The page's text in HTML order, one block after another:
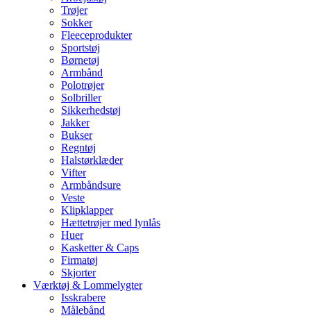
Trøjer
Sokker
Fleeceprodukter
Sportstøj
Børnetøj
Armbånd
Polotrøjer
Solbriller
Sikkerhedstøj
Jakker
Bukser
Regntøj
Halstørklæder
Vifter
Armbåndsure
Veste
Klipklapper
Hættetrøjer med lynlås
Huer
Kasketter & Caps
Firmatøj
Skjorter
Værktøj & Lommelygter
Isskrabere
Målebånd